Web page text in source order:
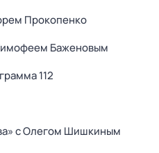
Прокопенко
Баженовым
112
с Олeгом Шишкиным